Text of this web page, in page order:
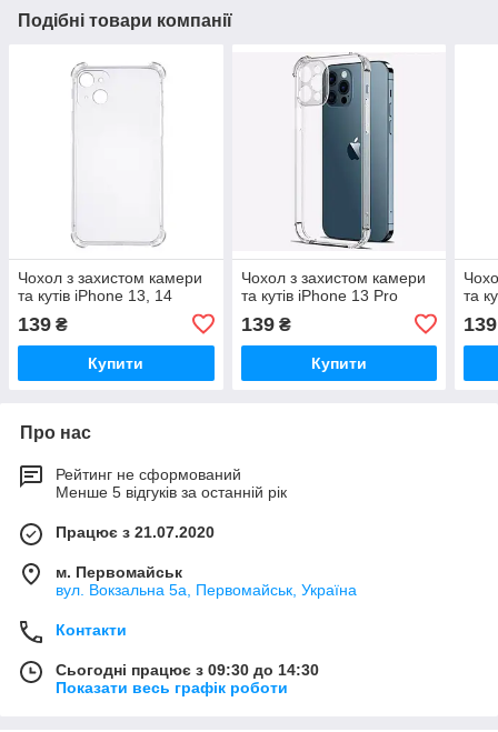
Подібні товари компанії
Чохол з захистом камери
та кутів iPhone 13, 14
139 ₴
Купити
Чохол з захистом камери
та кутів iPhone 13 Pro
139₴
Купити
та
139
Про нас
Рейтинг не сформований
Менше 5 відгуків за останній рік
Працює з 21.07.2020
м. Первомайськ
вул. Вокзальна 5а, Первомайськ, Україна
Контакти
Сьогодні працює з 09:30 до 14:30
Показати весь графік роботи